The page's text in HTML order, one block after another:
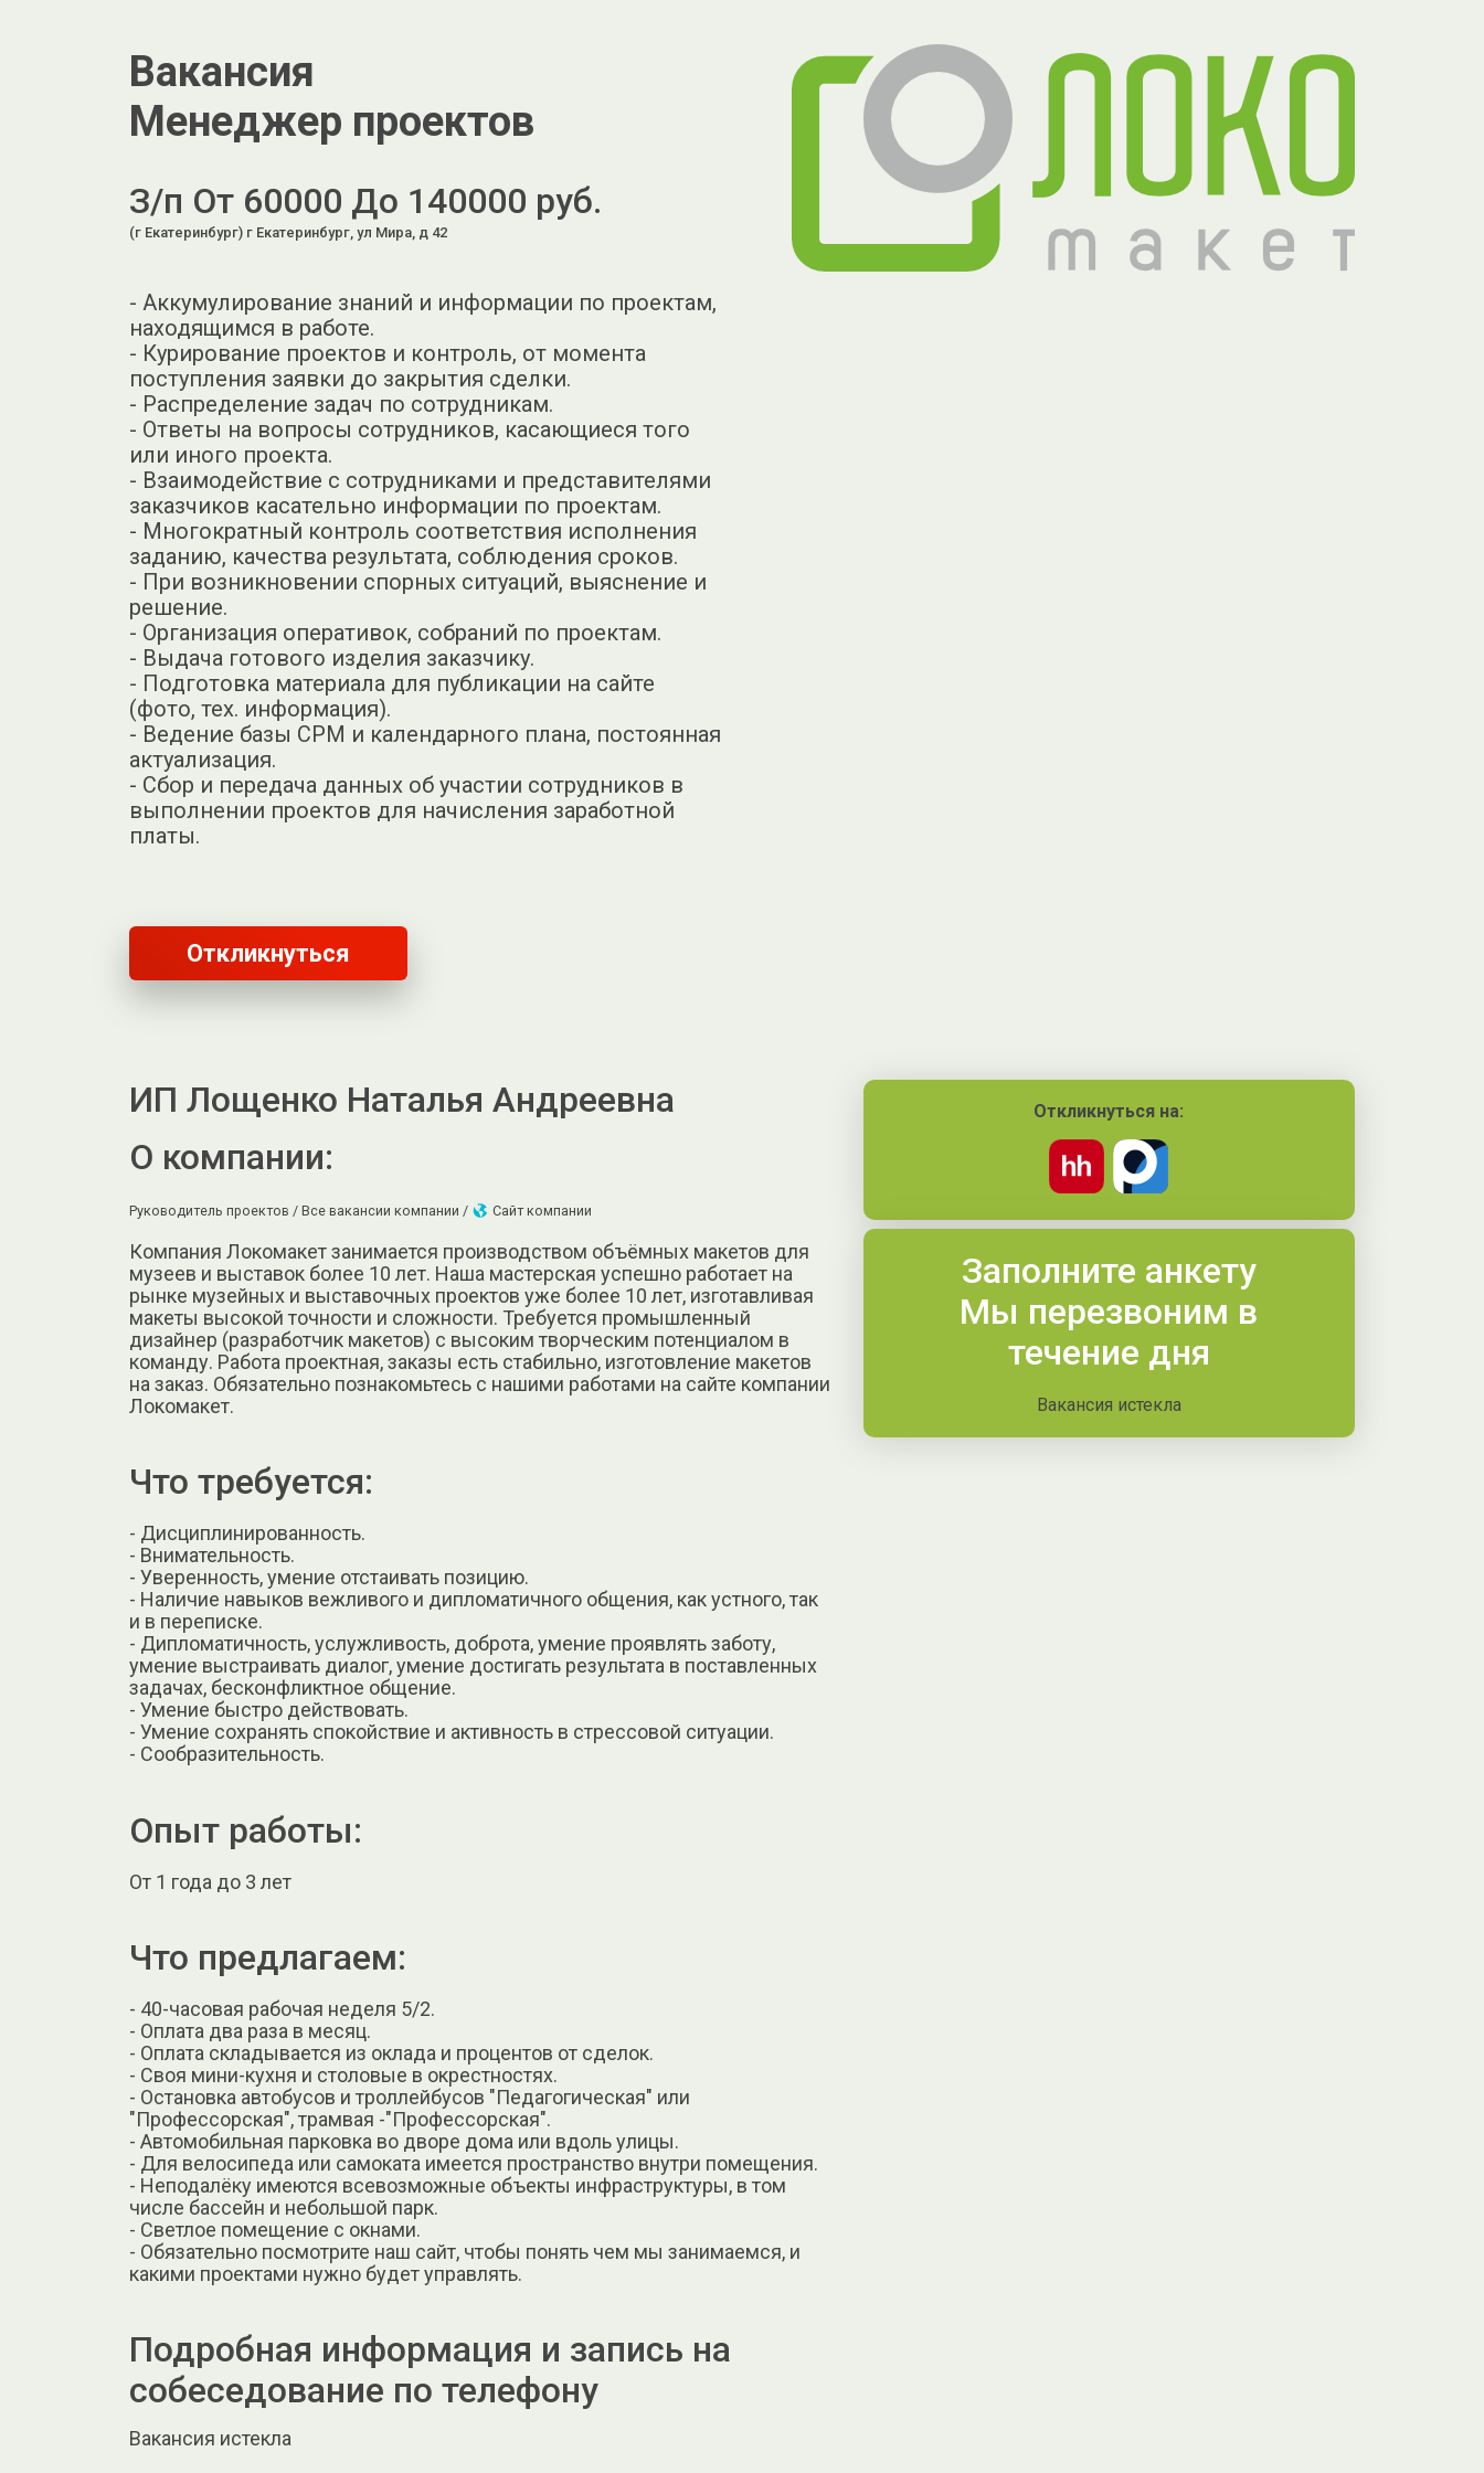
Вакансия
Менеджер проектов
З/п От 60000 До 140000 руб.
(г Екатеринбург) г Екатеринбург, ул Мира, д 42
- Аккумулирование знаний и информации по проектам,
находящимся в работе.
- Курирование проектов и контроль, от момента
поступления заявки до закрытия сделки.
- Распределение задач по сотрудникам.
- Ответы на вопросы сотрудников, касающиеся того
или иного проекта.
- Взаимодействие с сотрудниками и представителями
заказчиков касательно информации по проектам.
- Многократный контроль соответствия исполнения
заданию, качества результата, соблюдения сроков.
- При возникновении спорных ситуаций, выяснение и
решение.
- Организация оперативок, собраний по проектам.
- Выдача готового изделия заказчику.
- Подготовка материала для публикации на сайте
(фото, тех. информация).
- Ведение базы СРМ и календарного плана, постоянная
актуализация.
- Сбор и передача данных об участии сотрудников в
выполнении проектов для начисления заработной
платы.
Откликнуться
ИП Лощенко Наталья Андреевна
О компании:
Руководитель проектов / Все вакансии компании / Сайт компании
Компания Локомакет занимается производством объёмных макетов для
музеев и выставок более 10 лет. Наша мастерская успешно работает на
рынке музейных и выставочных проектов уже более 10 лет, изготавливая
макеты высокой точности и сложности. Требуется промышленный
дизайнер (разработчик макетов) с высоким творческим потенциалом в
команду. Работа проектная, заказы есть стабильно, изготовление макетов
на заказ. Обязательно познакомьтесь с нашими работами на сайте компании
Локомакет.
Что требуется:
- Дисциплинированность.
- Внимательность.
- Уверенность, умение отстаивать позицию.
- Наличие навыков вежливого и дипломатичного общения, как устного, так
и в переписке.
- Дипломатичность, услужливость, доброта, умение проявлять заботу,
умение выстраивать диалог, умение достигать результата в поставленных
задачах, бесконфликтное общение.
- Умение быстро действовать.
- Умение сохранять спокойствие и активность в стрессовой ситуации.
- Сообразительность.
Опыт работы:
От 1 года до 3 лет
Что предлагаем:
- 40-часовая рабочая неделя 5/2.
- Оплата два раза в месяц.
- Оплата складывается из оклада и процентов от сделок.
- Своя мини-кухня и столовые в окрестностях.
- Остановка автобусов и троллейбусов "Педагогическая" или
"Профессорская", трамвая -"Профессорская".
- Автомобильная парковка во дворе дома или вдоль улицы.
- Для велосипеда или самоката имеется пространство внутри помещения.
- Неподалёку имеются всевозможные объекты инфраструктуры, в том
числе бассейн и небольшой парк.
- Светлое помещение с окнами.
- Обязательно посмотрите наш сайт, чтобы понять чем мы занимаемся, и
какими проектами нужно будет управлять.
Подробная информация и запись на
собеседование по телефону
Вакансия истекла
Откликнуться на:
Заполните анкету
Мы перезвоним в
течение дня
Вакансия истекла